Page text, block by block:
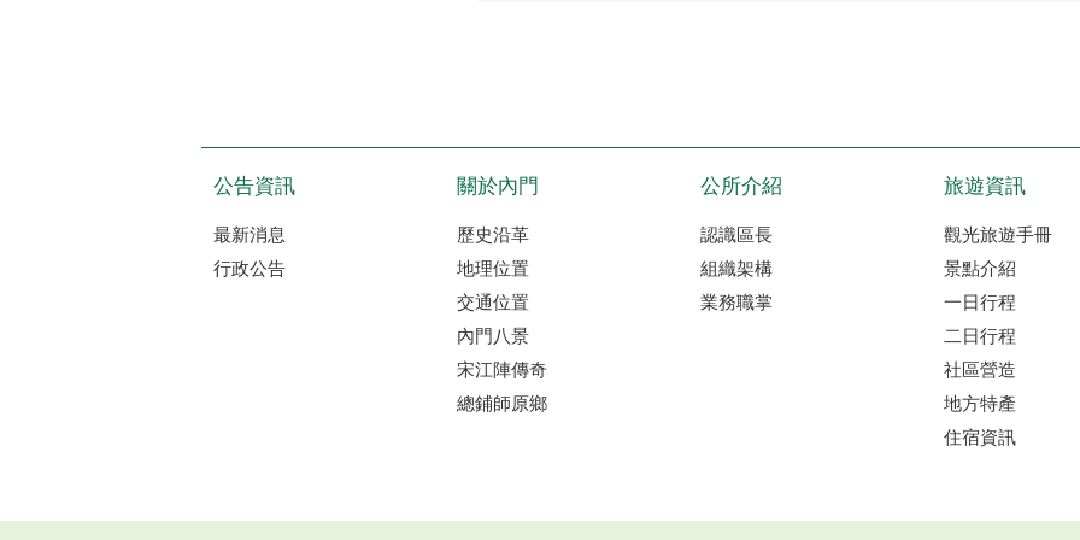
公告資訊
最新消息
行政公告
關於內門
歷史沿革
地理位置
交通位置
內門八景
宋江陣傳奇
總鋪師原鄉
公所介紹
認識區長
組織架構
業務職掌
旅遊資訊
觀光旅遊手冊
景點介紹
一日行程
二日行程
社區營造
地方特產
住宿資訊